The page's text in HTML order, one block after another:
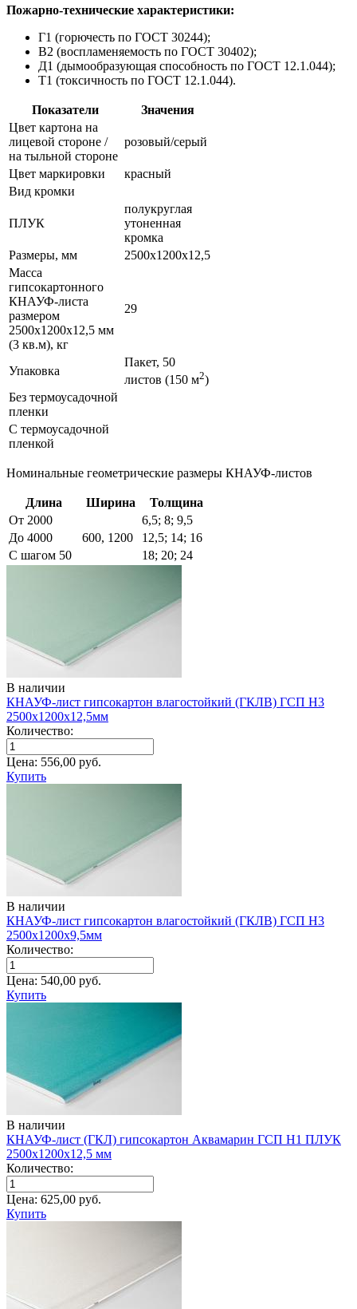
Пожарно-технические характеристики:
Г1 (горючесть по ГОСТ 30244);
В2 (воспламеняемость по ГОСТ 30402);
Д1 (дымообразующая способность по ГОСТ 12.1.044);
Т1 (токсичность по ГОСТ 12.1.044).
Показатели
Значения
Цвет картона на
лицевой стороне /
на тыльной стороне
розовый/серый
Цвет маркировки
красный
Вид кромки
ПЛУК
полукруглая
утоненная
кромка
Размеры, мм
2500х1200х12,5
Масса
гипсокартонного
КНАУФ-листа
размером
2500х1200х12,5 мм
(3 кв.м), кг
29
Упаковка
Пакет, 50
листов (150 м2)
Без термоусадочной
пленки
С термоусадочной
пленкой
Номинальные геометрические размеры КНАУФ-листов
Длина Ширина
Толщина
От 2000
6,5; 8; 9,5
До 4000
600, 1200
12,5; 14; 16
С шагом 50
18; 20; 24
В наличии
КНАУФ-лист гипсокартон влагостойкий (ГКЛВ) ГСП H3
2500х1200х12,5мм
Количество:
Цена: 556,00 руб.
Купить
В наличии
КНАУФ-лист гипсокартон влагостойкий (ГКЛВ) ГСП H3
2500х1200х9,5мм
Количество:
Цена: 540,00 руб.
Купить
В наличии
КНАУФ-лист (ГКЛ) гипсокартон Аквамарин ГСП H1 ПЛУК
2500х1200х12,5 мм
Количество:
Цена: 625,00 руб.
Купить